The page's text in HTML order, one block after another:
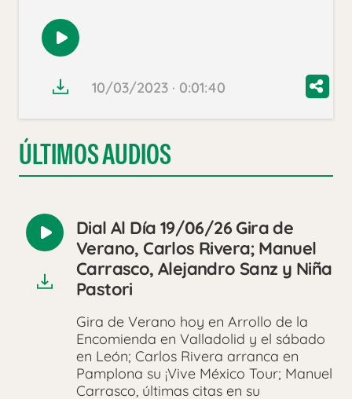
Reproducir
audio
10/03/2023 · 0:01:40
ÚLTIMOS AUDIOS
Reproducir
audio
Dial Al Día 19/06/26 Gira de
Verano, Carlos Rivera; Manuel
Carrasco, Alejandro Sanz y Niña
Pastori
Gira de Verano hoy en Arrollo de la
Encomienda en Valladolid y el sábado
en León; Carlos Rivera arranca en
Pamplona su ¡Vive México Tour; Manuel
Carrasco, últimas citas en su